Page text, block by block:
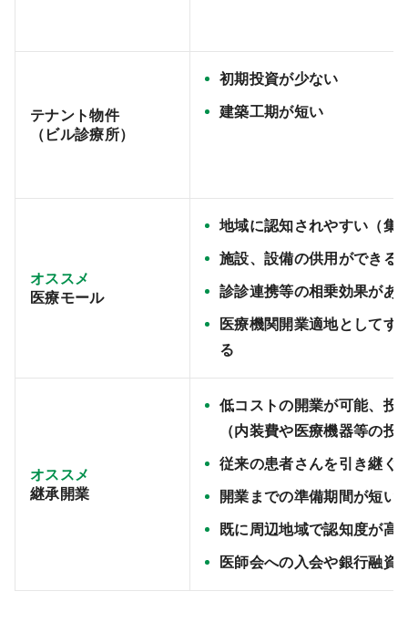
テナント物件
（ビル診療所）
初期投資が少ない
建築工期が短い
オススメ
医療モール
地域に認知されやすい（集
施設、設備の供用ができる
診診連携等の相乗効果があ
医療機関開業適地としてす
る
オススメ
継承開業
低コストの開業が可能、投
（内装費や医療機器等の投
従来の患者さんを引き継ぐ
開業までの準備期間が短い
既に周辺地域で認知度が高
医師会への入会や銀行融資